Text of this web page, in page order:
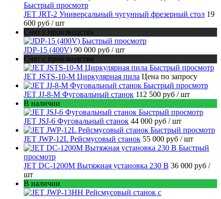
Быстрый просмотр
JET JRT-2 Универсальный чугунный фрезерный стол 19
600 руб / шт
Снят с производства
Быстрый просмотр
JDP-15 (400V) 90 000 руб / шт
Снят с производства
Быстрый просмотр
JET JSTS-10-M Циркулярная пила Цена по запросу
Быстрый просмотр
JET JJ-8-M Фуговальный станок 112 500 руб / шт
В наличии
Быстрый просмотр
JET JSJ-6 Фуговальный станок 44 000 руб / шт
Быстрый просмотр
JET JWP-12L Рейсмусовый станок 55 000 руб / шт
Быстрый
просмотр
JET DC-1200M Вытяжная установка 230 В 36 000 руб /
шт
В наличии